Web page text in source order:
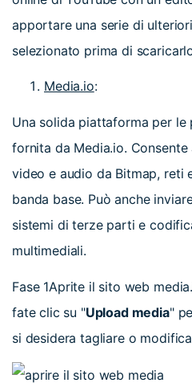
apportare una serie di
selezionato prima di
Media.io:
Una solida piattaforma per
fornita da Media.io.
video e audio da Bitmap, reti
banda base. Può anche
sistemi di terze parti e
multimediali.
Fase 1Aprite il sito web
fate clic su "Upload media"
si desidera tagliare o